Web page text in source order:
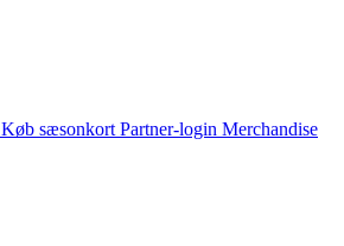
Køb sæsonkort Partner-login Merchandise